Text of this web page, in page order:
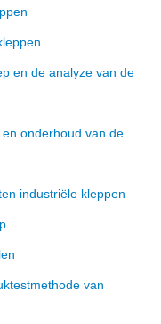
en de analyze van de
onderhoud van de
industriële kleppen
van